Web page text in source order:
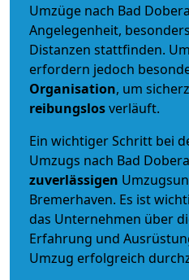
Umzüge nach Bad
Angelegenheit,
Distanzen stattfinden.
erfordern jedoch
Organisation, um
reibungslosverläuft.
Ein wichtiger Schritt bei
Umzugs nach Bad
zuverlässigen
Bremerhaven. Es ist
das Unternehmen über
Erfahrung und
Umzug erfolgreich